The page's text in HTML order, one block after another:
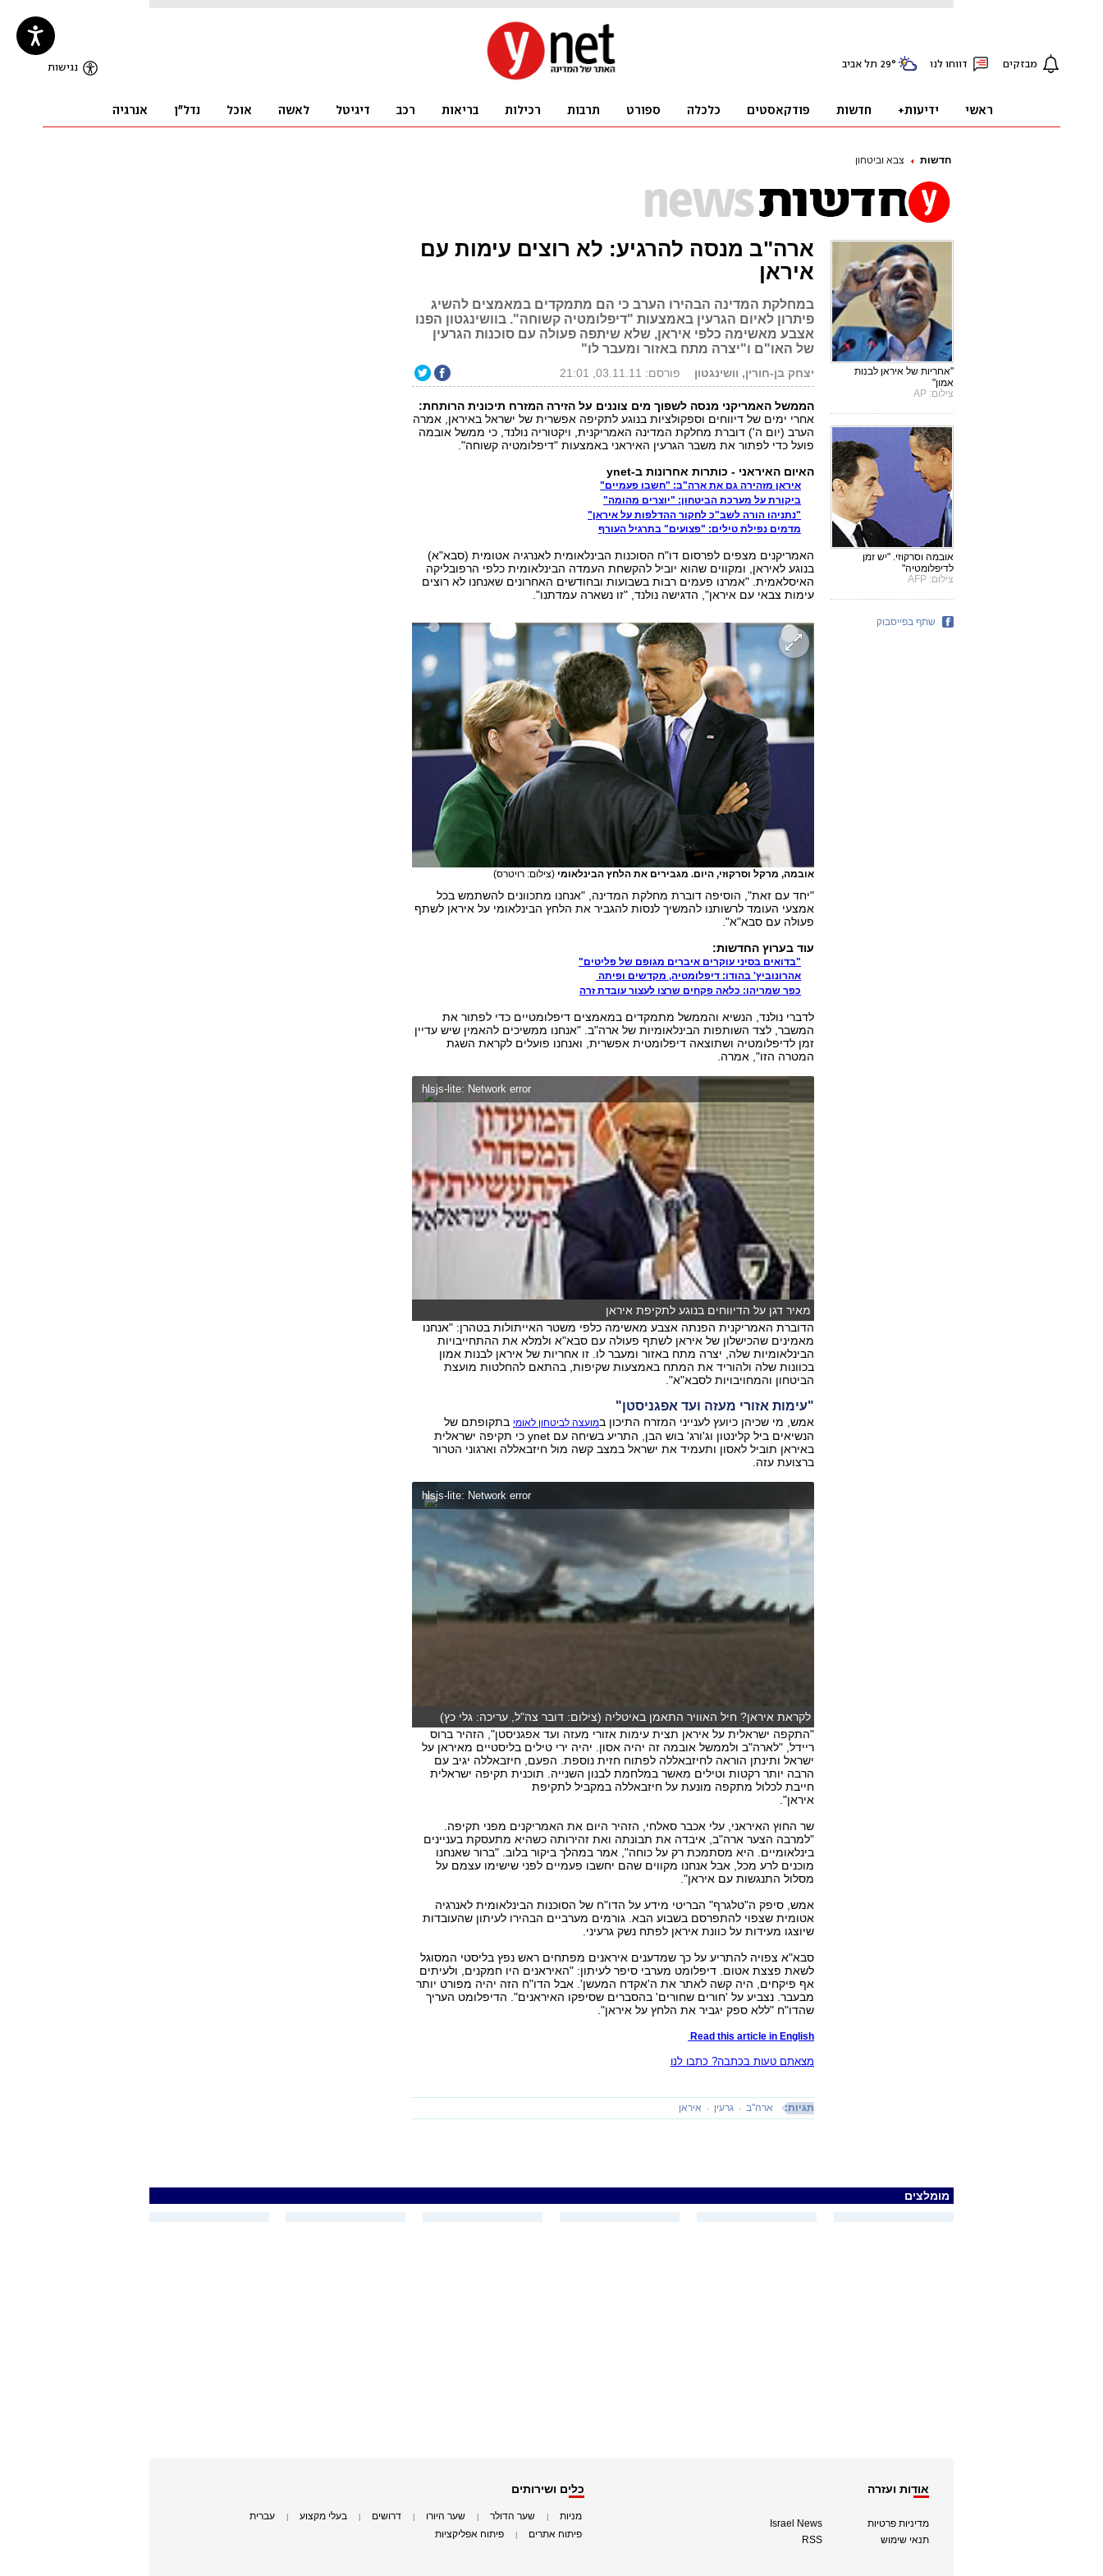
חדשות צבא וביטחון
ארה"ב מנסה להרגיע: לא רוצים עימות עם
איראן
במחלקת המדינה הבהירו הערב כי הם מתמקדים במאמצים להשיג
פיתרון לאיום הגרעין באמצעות "דיפלומטיה קשוחה". בוושינגטון הפנו
אצבע מאשימה כלפי איראן, שלא שיתפה פעולה עם סוכנות הגרעין
של האו"ם ו"יצרה מתח באזור ומעבר לו"
יצחק בן-חורין, וושינגטון פורסם: 03.11.11, 21:01
הממשל האמריקני מנסה לשפוך מים צוננים על הזירה המזרח תיכונית הרותחת:
אחרי ימים של דיווחים וספקולציות בנוגע לתקיפה אפשרית של ישראל באיראן, אמרה
הערב (יום ה') דוברת מחלקת המדינה האמריקנית, ויקטוריה נולנד, כי ממשל אובמה
פועל כדי לפתור את משבר הגרעין האיראני באמצעות "דיפלומטיה קשוחה".
האיום האיראני - כותרות אחרונות ב-ynet
איראן מזהירה גם את ארה"ב: "חשבו פעמיים"
ביקורת על מערכת הביטחון: "יוצרים מהומה"
"נתניהו הורה לשב"כ לחקור ההדלפות על איראן"
מדמים נפילת טילים: "פצועים" בתרגיל העורף
האמריקנים מצפים לפרסום דו"ח הסוכנות הבינלאומית לאנרגיה אטומית (סבא"א)
בנוגע לאיראן, ומקווים שהוא יוביל להקשחת העמדה הבינלאומית כלפי הרפובליקה
האיסלאמית. "אמרנו פעמים רבות בשבועות ובחודשים האחרונים שאנחנו לא רוצים
עימות צבאי עם איראן", הדגישה נולנד, "זו נשארה עמדתנו".
אובמה, מרקל וסרקוזי, היום. מגבירים את הלחץ הבינלאומי (צילום: רויטרס)
"יחד עם זאת", הוסיפה דוברת מחלקת המדינה, "אנחנו מתכוונים להשתמש בכל
אמצעי העומד לרשותנו להמשיך לנסות להגביר את הלחץ הבינלאומי על איראן לשתף
פעולה עם סבא"א".
עוד בערוץ החדשות:
"בדואים בסיני עוקרים איברים מגופם של פליטים"
אהרונוביץ' בהודו: דיפלומטיה, מקדשים ופיתה
כפר שמריהו: כלאה פקחים שרצו לעצור עובדת זרה
לדברי נולנד, הנשיא והממשל מתמקדים במאמצים דיפלומטיים כדי לפתור את
המשבר, לצד השותפות הבינלאומיות של ארה"ב. "אנחנו ממשיכים להאמין שיש עדיין
זמן לדיפלומטיה ושתוצאה דיפלומטית אפשרית, ואנחנו פועלים לקראת השגת
המטרה הזו", אמרה.
hlsjs-lite: Network error
מאיר דגן על הדיווחים בנוגע לתקיפת איראן
הדוברת האמריקנית הפנתה אצבע מאשימה כלפי משטר האייתולות בטהרן: "אנחנו
מאמינים שהכישלון של איראן לשתף פעולה עם סבא"א ולמלא את ההתחייבויות
הבינלאומיות שלה, יצרה מתח באזור ומעבר לו. זו אחריות של איראן לבנות אמון
בכוונות שלה ולהוריד את המתח באמצעות שקיפות, בהתאם להחלטות מועצת
הביטחון והמחויבויות לסבא"א".
"עימות אזורי מעזה ועד אפגניסטן"
אמש, מי שכיהן כיועץ לענייני המזרח התיכון במועצה לביטחון לאומי בתקופתם של
הנשיאים ביל קלינטון וג'ורג' בוש הבן, התריע בשיחה עם ynet כי תקיפה ישראלית
באיראן תוביל לאסון ותעמיד את ישראל במצב קשה מול חיזבאללה וארגוני הטרור
ברצועת עזה.
hlsjs-lite: Network error
לקראת איראן? חיל האוויר התאמן באיטליה (צילום: דובר צה"ל, עריכה: גלי כץ)
"התקפה ישראלית על איראן תצית עימות אזורי מעזה ועד אפגניסטן", הזהיר ברוס
ריידל, "לארה"ב ולממשל אובמה זה יהיה אסון. יהיה ירי טילים בליסטיים מאיראן על
ישראל ותינתן הוראה לחיזבאללה לפתוח חזית נוספת. הפעם, חיזבאללה יגיב עם
הרבה יותר רקטות וטילים מאשר במלחמת לבנון השנייה. תוכנית תקיפה ישראלית
חייבת לכלול מתקפה מונעת על חיזבאללה במקביל לתקיפת
איראן".
שר החוץ האיראני, עלי אכבר סאלחי, הזהיר היום את האמריקנים מפני תקיפה.
"למרבה הצער ארה"ב, איבדה את תבונתה ואת זהירותה כשהיא מתעסקת בעניינים
בינלאומיים. היא מסתמכת רק על כוחה", אמר במהלך ביקור בלוב. "ברור שאנחנו
מוכנים לרע מכל, אבל אנחנו מקווים שהם יחשבו פעמיים לפני שישימו עצמם על
מסלול התנגשות עם איראן".
אמש, סיפק ה"טלגרף" הבריטי מידע על הדו"ח של הסוכנות הבינלאומית לאנרגיה
אטומית שצפוי להתפרסם בשבוע הבא. גורמים מערביים הבהירו לעיתון שהעובדות
שיוצגו מעידות על כוונת איראן לפתח נשק גרעיני.
סבא"א צפויה להתריע על כך שמדענים איראנים מפתחים ראש נפץ בליסטי המסוגל
לשאת פצצת אטום. דיפלומט מערבי סיפר לעיתון: "האיראנים היו חמקנים, ולעיתים
אף פיקחים, היה קשה לאתר את ה'אקדח המעשן'. אבל הדו"ח הזה יהיה מפורט יותר
מבעבר. נצביע על 'חורים שחורים' בהסברים שסיפקו האיראנים". הדיפלומט העריך
שהדו"ח "ללא ספק יגביר את הלחץ על איראן".
Read this article in English
מצאתם טעות בכתבה? כתבו לנו
תגיות: ארה"ב גרעין איראן
"אחריות של איראן לבנות
אמון"
צילום: AP
אובמה וסרקוזי. "יש זמן
לדיפלומטיה"
צילום: AFP
שתף בפייסבוק
מומלצים
אודות ועזרה
מדיניות פרטיות
תנאי שימוש
Israel News
RSS
כלים ושירותים
מניות שער הדולר שער היורו דרושים בעלי מקצוע עברית
פיתוח אתרים פיתוח אפליקציות